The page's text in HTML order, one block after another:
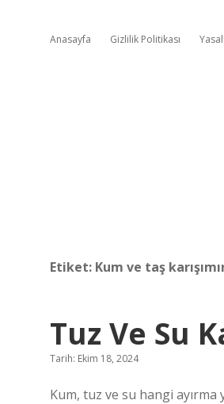
Anasayfa Gizlilik Politikası
Etiket: Kum ve taş
Tuz Ve Su
Tarih: Ekim 18, 2024
Kum, tuz ve su hangi ayırma